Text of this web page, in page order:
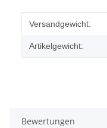
Produkteigenschaft
Wert
Versandgewicht:
Artikelgewicht:
Bewertungen